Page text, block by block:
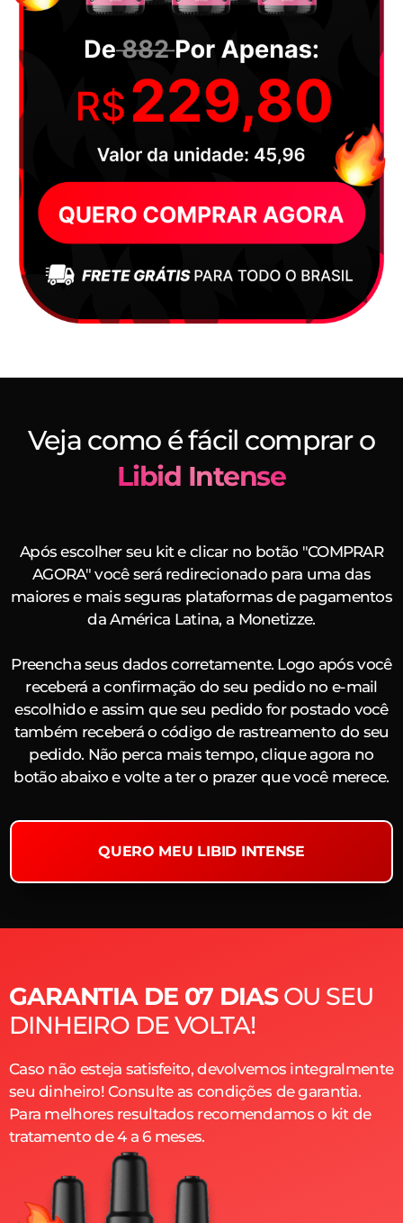
Veja como é fácil comprar o
Libid Intense
Após escolher seu kit e clicar no botão "COMPRAR
AGORA" você será redirecionado para uma das
maiores e mais seguras plataformas de pagamentos
da América Latina, a Monetizze.
Preencha seus dados corretamente. Logo após você
receberá a confirmação do seu pedido no e-mail
escolhido e assim que seu pedido for postado você
também receberá o código de rastreamento do seu
pedido. Não perca mais tempo, clique agora no
botão abaixo e volte a ter o prazer que você merece.
QUERO MEU LIBID INTENSE
GARANTIA DE 07 DIASOU SEU
DINHEIRO DE VOLTA!
Caso não esteja satisfeito, devolvemos integralmente
seu dinheiro! Consulte as condições de garantia.
Para melhores resultados recomendamos o kit de
tratamento de 4 a 6 meses.